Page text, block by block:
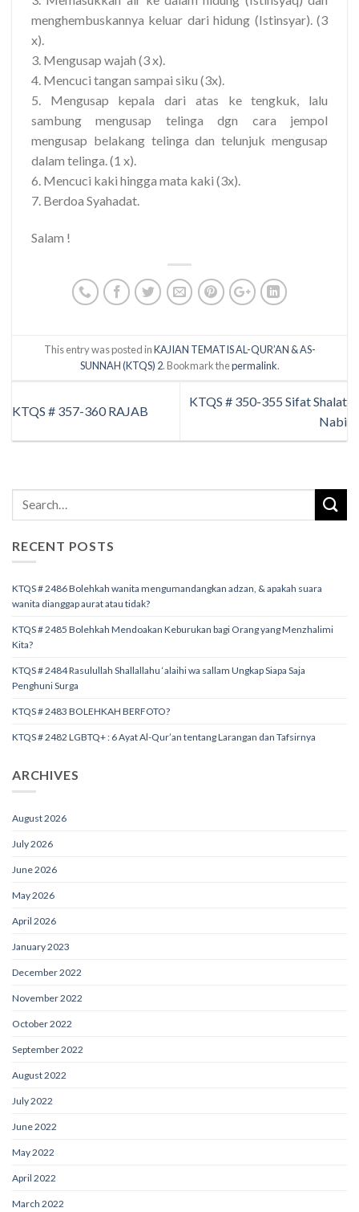
menghembuskannya keluar dari hidung (Istinsyar). (3
x).
3. Mengusap wajah (3 x).
4. Mencuci tangan sampai siku (3x).
5. Mengusap kepala dari atas ke tengkuk, lalu
sambung mengusap telinga dgn cara jempol
mengusap belakang telinga dan telunjuk mengusap
dalam telinga. (1 x).
6. Mencuci kaki hingga mata kaki (3x).
7. Berdoa Syahadat.
Salam !
This entry was posted inKAJIAN TEMATIS AL-QUR’AN & AS-
SUNNAH (KTQS) 2. Bookmark thepermalink.
KTQS # 357-360 RAJAB
KTQS # 350-355 Sifat Shalat
Nabi
RECENT POSTS
KTQS # 2486 Bolehkah wanita mengumandangkan adzan, & apakah suara
wanita dianggap aurat atau tidak?
KTQS # 2485 Bolehkah Mendoakan Keburukan bagi Orang yang Menzhalimi
Kita?
KTQS # 2484 Rasulullah Shallallahu ‘alaihi wa sallam Ungkap Siapa Saja
Penghuni Surga
KTQS # 2483 BOLEHKAH BERFOTO?
KTQS # 2482 LGBTQ+ : 6 Ayat Al-Qur’an tentang Larangan dan Tafsirnya
ARCHIVES
August 2026
July 2026
June 2026
May 2026
April 2026
January 2023
December 2022
November 2022
October 2022
September 2022
August 2022
July 2022
June 2022
May 2022
April 2022
March 2022